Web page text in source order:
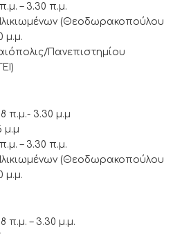
– 3.30 π.μ.
(Θεοδωρακοπούλου
μ.μ.
Πανεπιστημίου
π.μ.- 3.30 μ.μ
μ.μ
– 3.30 π.μ.
(Θεοδωρακοπούλου
μ.μ.
π.μ. – 3.30 μ.μ.